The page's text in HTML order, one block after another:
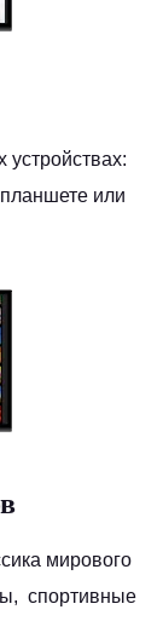
или
мирового
спортивные